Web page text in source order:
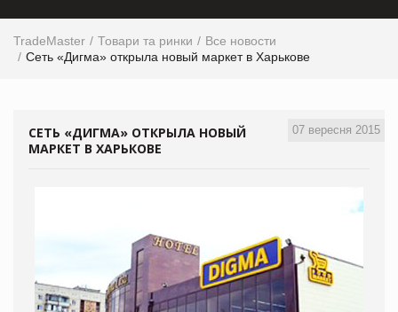
TradeMaster Товари та ринки
Все новости
Сеть «Дигма» открыла новый маркет в Харькове
07 вересня 2015
СЕТЬ «ДИГМА» ОТКРЫЛА НОВЫЙ
МАРКЕТ В ХАРЬКОВЕ